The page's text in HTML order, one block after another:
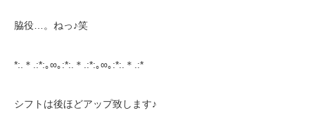
脇役…。ねっ♪笑
*:.＊.:*:｡∞｡:*:.＊.:*:｡∞｡:*:.＊.:*
シフトは後ほどアップ致します♪